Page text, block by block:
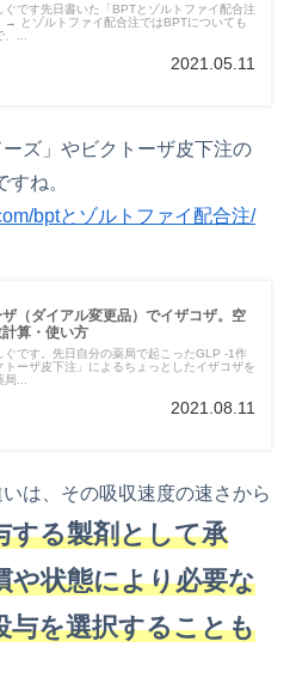
ぐです先日書いた「BPTとゾルトファイ配合注
とゾルトファイ配合注ではBPTについても
...
2021.05.11
ズ」やビクトーザ皮下注の
すね。
bptとゾルトファイ配合注/
ザ（ダイアル変更品）でイザコザ。空
算・使い方
ぐです。先日自分の薬局で起こったGLP -1作
トーザ皮下注」によるちょっとしたイザコザを
...
2021.08.11
は、その吸収速度の速さから
する製剤として承
や状態により必要な
与を選択することも